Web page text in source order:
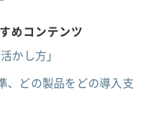
めコンテンツ
かし方」
、どの製品をどの導入支